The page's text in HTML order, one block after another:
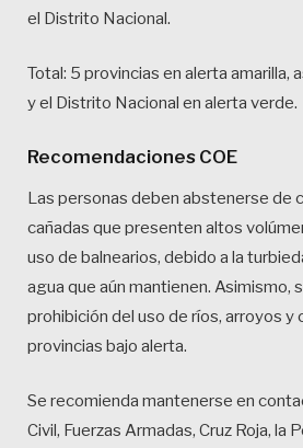
el Distrito Nacional.
Total: 5 provincias en alerta amarilla,
y el Distrito Nacional en alerta verde.
Recomendaciones COE
Las personas deben abstenerse de
cañadas que presenten altos
uso de balnearios, debido a la
agua que aún mantienen. Asimismo,
prohibición del uso de ríos, arroyos y
provincias bajo alerta.
Se recomienda mantenerse en
Civil, Fuerzas Armadas, Cruz Roja, la